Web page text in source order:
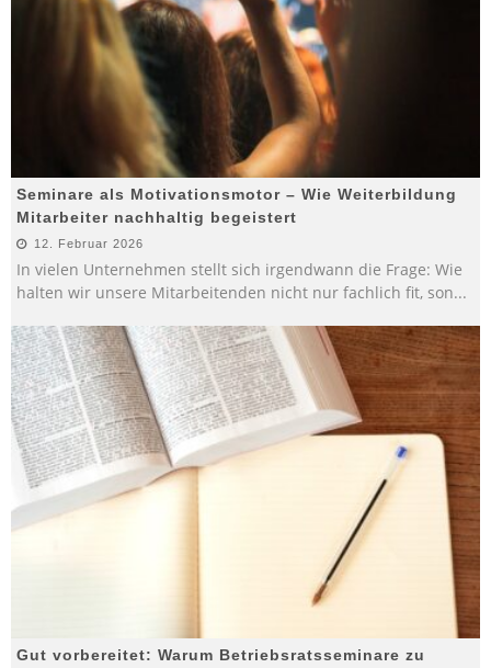
Seminare als Motivationsmotor – Wie Weiterbildung
Mitarbeiter nachhaltig begeistert
12. Februar 2026
In vielen Unternehmen stellt sich irgendwann die Frage: Wie
halten wir unsere Mitarbeitenden nicht nur fachlich fit, son...
Gut vorbereitet: Warum Betriebsratsseminare zu